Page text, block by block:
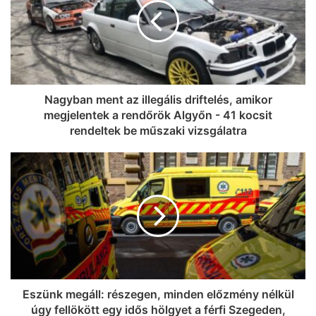
Szegedet képviselhetik az európai
döntőben
Nagyban ment az illegális driftelés, amikor
megjelentek a rendőrök Algyőn - 41 kocsit
rendeltek be műszaki vizsgálatra
Eszünk megáll: részegen, minden előzmény nélkül
úgy fellökött egy idős hölgyet a férfi Szegeden,